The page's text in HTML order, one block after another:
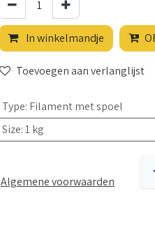
In winkelmandje
Toevoegen aan verlanglijst
Type: Filament met spoel
Size:1 kg
Algemene voorwaarden